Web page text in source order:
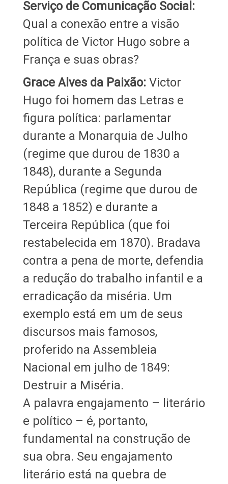
Serviço de Comunicação Social:
Qual a conexão entre a visão
política de Victor Hugo sobre a
França e suas obras?
Grace Alves da Paixão: Victor
Hugo foi homem das Letras e
figura política: parlamentar
durante a Monarquia de Julho
(regime que durou de 1830 a
1848), durante a Segunda
República (regime que durou de
1848 a 1852) e durante a
Terceira República (que foi
restabelecida em 1870). Bradava
contra a pena de morte, defendia
a redução do trabalho infantil e a
erradicação da miséria. Um
exemplo está em um de seus
discursos mais famosos,
proferido na Assembleia
Nacional em julho de 1849:
Destruir a Miséria.
A palavra engajamento – literário
e político – é, portanto,
fundamental na construção de
sua obra. Seu engajamento
literário está na quebra de